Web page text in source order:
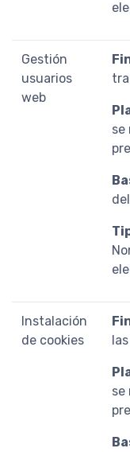
Gestión
usuarios
web
se
Instalación
de cookies
se